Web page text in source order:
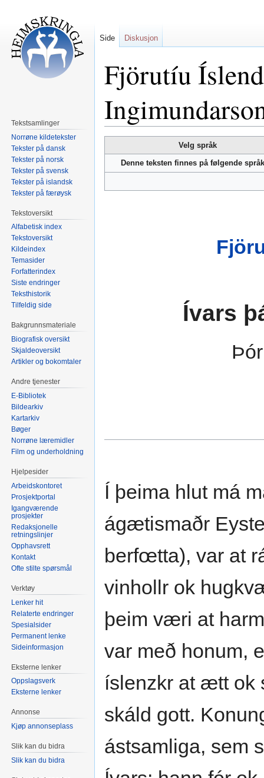
Fjörutíu
til
navigering
til
Velg språk
Denne teksten finnes på følgende
Ívars
Í þeima hlut má
ágætismaðr
berfœtta), var at
vinhollr ok
þeim væri at
var með honum,
íslenzkr at ætt ok
skáld gott.
ástsamliga, sem
Side Diskusjon
Tekstsamlinger
Norrøne kildetekster
Tekster på dansk
Tekster på norsk
Tekster på svensk
Tekster på islandsk
Tekster på færøysk
Tekstoversikt
Alfabetisk index
Tekstoversikt
Kildeindex
Temasider
Forfatterindex
Siste endringer
Teksthistorik
Tilfeldig side
Bakgrunnsmateriale
Biografisk oversikt
Skjaldeoversikt
Artikler og bokomtaler
Andre tjenester
E-Bibliotek
Bildearkiv
Kartarkiv
Bøger
Norrøne læremidler
Film og underholdning
Hjelpesider
Arbeidskontoret
Prosjektportal
Igangværende
prosjekter
Redaksjonelle
retningslinjer
Opphavsrett
Kontakt
Ofte stilte spørsmål
Verktøy
Lenker hit
Relaterte endringer
Spesialsider
Permanent lenke
Sideinformasjon
Eksterne lenker
Oppslagsverk
Eksterne lenker
Annonse
Kjøp annonseplass
Slik kan du bidra
Slik kan du bidra